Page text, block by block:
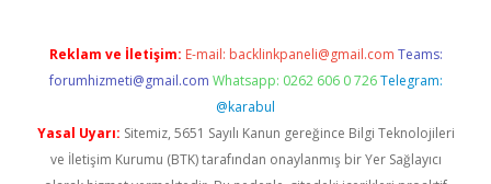
Reklam ve İletişim: E-mail: backlinkpaneli@gmail.com Teams:
forumhizmeti@gmail.com Whatsapp: 0262 606 0 726 Telegram:
@karabul
Yasal Uyarı: Sitemiz, 5651 Sayılı Kanun gereğince Bilgi Teknolojileri
ve İletişim Kurumu (BTK) tarafından onaylanmış bir Yer Sağlayıcı